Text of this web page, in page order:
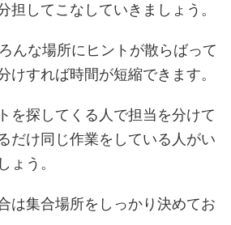
担してこなしていきましょう。
んな場所にヒントが散らばって
けすれば時間が短縮できます。
を探してくる人で担当を分けて
だけ同じ作業をしている人がい
ょう。
は集合場所をしっかり決めてお